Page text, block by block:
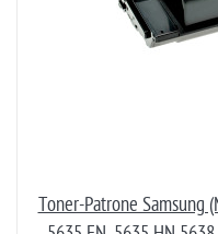
Toner-Patrone Samsung